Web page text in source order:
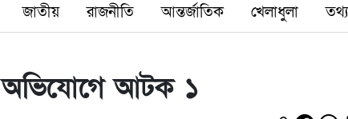
জাতীয় রাজনীতি আন্তর্জাতিক খেলাধুলা
অভিযোগে আটক ১